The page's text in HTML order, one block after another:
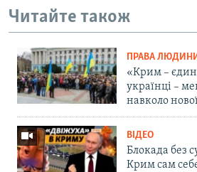
Читайте також
ПРАВА
«Крим –
українці –
навколо
ВІДЕО
Блокада без
Крим сам